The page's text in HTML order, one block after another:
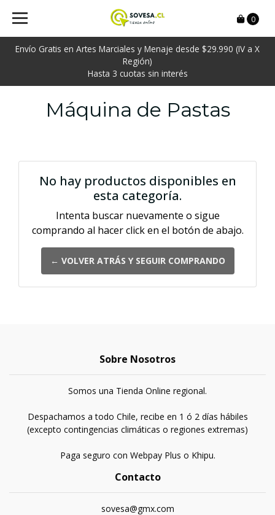
Envío Gratis en Artes Marciales y Menaje desde $29.990 (IV a X
Región)
Hasta 3 cuotas sin interés
0
Máquina de Pastas
No hay productos disponibles en
esta categoría.
Intenta buscar nuevamente o sigue
comprando al hacer click en el botón de abajo.
← VOLVER ATRÁS Y SEGUIR COMPRANDO
Sobre Nosotros
Somos una Tienda Online regional.
Despachamos a todo Chile, recibe en 1 ó 2 días hábiles
(excepto contingencias climáticas o regiones extremas)
Paga seguro con Webpay Plus o Khipu.
Contacto
sovesa@gmx.com